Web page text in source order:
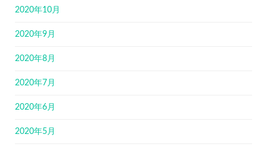
2020年10月
2020年9月
2020年8月
2020年7月
2020年6月
2020年5月